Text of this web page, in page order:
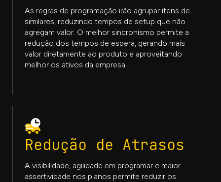
As regras de programação irão agrupar itens de
similares, reduzindo tempos de setup que não
agregam valor. O melhor sincronismo permite a
redução dos tempos de espera, gerando mais
valor diretamente ao produto e aproveitando
melhor os ativos da empresa.
Redução de Atrasos
A visibilidade, agilidade em programar e maior
assertividade nos planos permite reduzir os